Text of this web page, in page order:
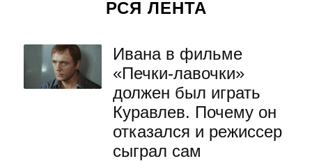
РСЯ ЛЕНТА
Ивана в фильме
«Печки-лавочки»
должен был играть
Куравлев. Почему он
отказался и режиссер
сыграл сам